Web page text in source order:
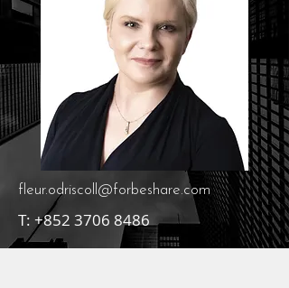
fleur.odriscoll@forbeshare.com
T: +852 3706 8486